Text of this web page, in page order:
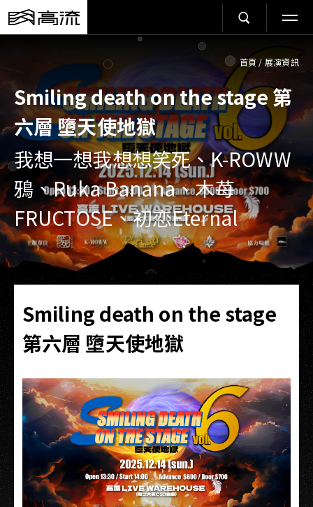
首頁 / 展演資訊
Smiling death on the stage 第
六層 墮天使地獄
我想一想我想想笑死、K-ROWW
鴉、Ruka Banana、木苺
FRUCTOSE、初恋Eternal
Smiling death on the stage
第六層 墮天使地獄